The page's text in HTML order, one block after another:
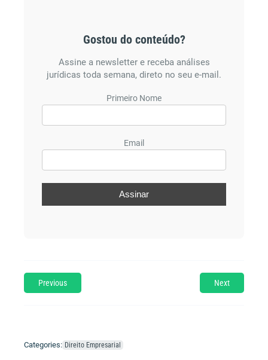
Gostou do conteúdo?
Assine a newsletter e receba análises
jurídicas toda semana, direto no seu e-mail.
Primeiro Nome
Email
Previous Next
Categories: Direito Empresarial